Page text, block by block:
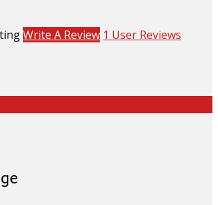
Write A Review 1 User Reviews